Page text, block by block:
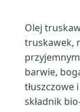
Olej
truskawek,
barwie,
tłuszczowe
składnik